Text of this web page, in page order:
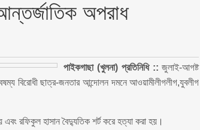
অপরাধ
পাইকগাছা (খুলনা) প্রতিনিধি :: জুলাই-আগষ্ট
বিরোধী ছাত্র-জনতার আন্দোলন দমনে আওয়ামীলীগলীগ,যুবলীগ
রফিকুল হাসান বৈদ্যুতিক শর্ট করে হত্যা করা হয়।